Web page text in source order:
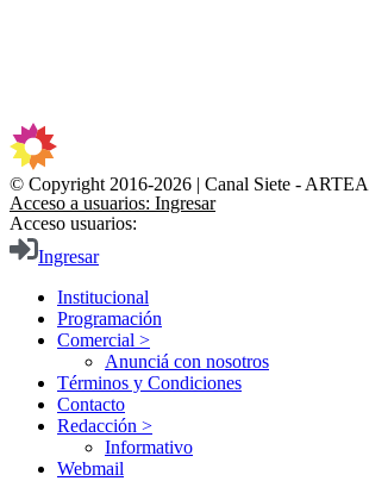
© Copyright 2016-2026 | Canal Siete -
Acceso a usuarios: Ingresar
Acceso usuarios:
Ingresar
Institucional
Programación
Comercial >
Anunciá con nosotros
Términos y Condiciones
Contacto
Redacción >
Informativo
Webmail